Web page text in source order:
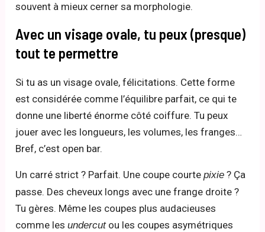
souvent à mieux cerner sa morphologie.
Avec un visage ovale, tu peux (presque)
tout te permettre
Si tu as un visage ovale, félicitations. Cette forme
est considérée comme l’équilibre parfait, ce qui te
donne une liberté énorme côté coiffure. Tu peux
jouer avec les longueurs, les volumes, les franges…
Bref, c’est open bar.
Un carré strict ? Parfait. Une coupe courtepixie ? Ça
passe. Des cheveux longs avec une frange droite ?
Tu gères. Même les coupes plus audacieuses
comme lesundercutou les coupes asymétriques